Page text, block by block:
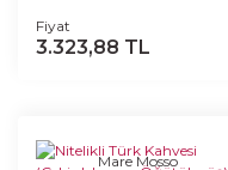
Fiyat
3.323,88 TL
Mare Mosso